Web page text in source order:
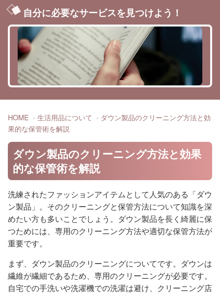
自分に必要なサービスを見つけよう！
HOME 生活用品について
ダウン製品のクリーニング方法と効
果的な保管術を解説
ダウン製品のクリーニング方法と効果
的な保管術を解説
洗練されたファッションアイテムとして人気のある「ダウ
ン製品」。そのクリーニングと保管方法について知識を深
めたい方も多いことでしょう。ダウン製品を長く綺麗に保
つためには、専用のクリーニング方法や適切な保管方法が
重要です。
まず、ダウン製品のクリーニングについてです。ダウンは
繊維が繊細であるため、専用のクリーニングが必要です。
自宅での手洗いや洗濯機での洗濯は避け、クリーニング店